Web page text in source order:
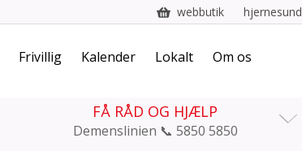
webbutik hjernesund
Frivillig Kalender Lokalt Om os
FÅ RÅD OG HJÆLP
Demenslinien 📞 5850 5850